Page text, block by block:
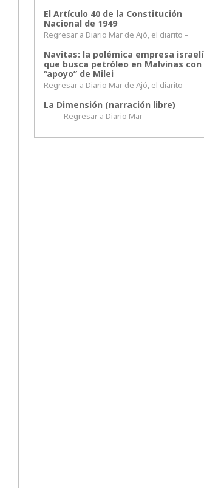
El Artículo 40 de la Constitución
Nacional de 1949
Regresar a Diario Mar de Ajó, el diarito –
Navitas: la polémica empresa israelí
que busca petróleo en Malvinas con
“apoyo” de Milei
Regresar a Diario Mar de Ajó, el diarito –
La Dimensión (narración libre)
Regresar a Diario Mar